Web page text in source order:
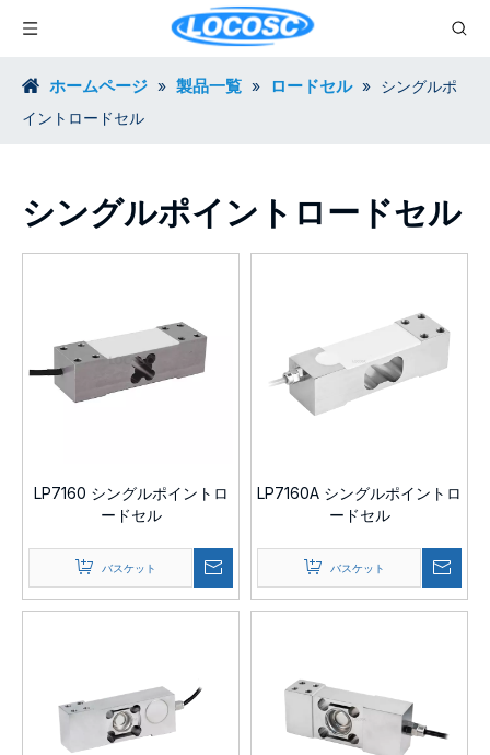
ホームページ » 製品一覧 » ロードセル » シングルポ
イントロードセル
シングルポイントロードセル
LP7160 シングルポイントロ
ードセル
バスケット
LP7160A シングルポイントロ
ードセル
バスケット